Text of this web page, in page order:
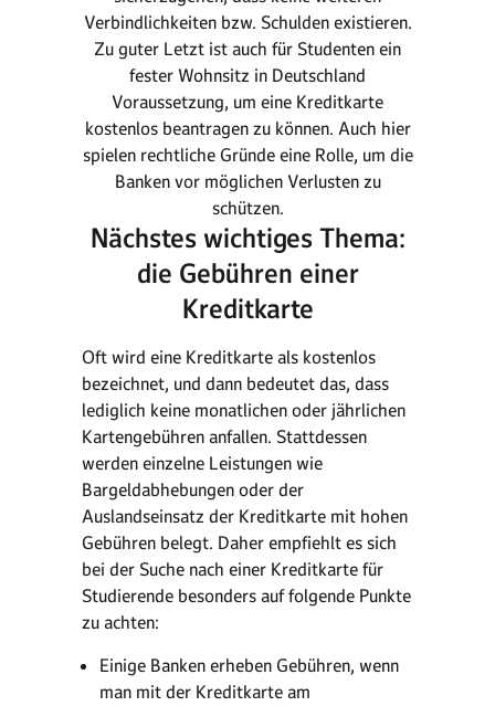
Verbindlichkeiten bzw. Schulden existieren.
Zu guter Letzt ist auch für Studenten ein
fester Wohnsitz in Deutschland
Voraussetzung, um eine Kreditkarte
kostenlos beantragen zu können. Auch hier
spielen rechtliche Gründe eine Rolle, um die
Banken vor möglichen Verlusten zu
schützen.
Nächstes wichtiges Thema:
die Gebühren einer
Kreditkarte
Oft wird eine Kreditkarte als kostenlos
bezeichnet, und dann bedeutet das, dass
lediglich keine monatlichen oder jährlichen
Kartengebühren anfallen. Stattdessen
werden einzelne Leistungen wie
Bargeldabhebungen oder der
Auslandseinsatz der Kreditkarte mit hohen
Gebühren belegt. Daher empfiehlt es sich
bei der Suche nach einer Kreditkarte für
Studierende besonders auf folgende Punkte
zu achten:
Einige Banken erheben Gebühren, wenn
man mit der Kreditkarte am